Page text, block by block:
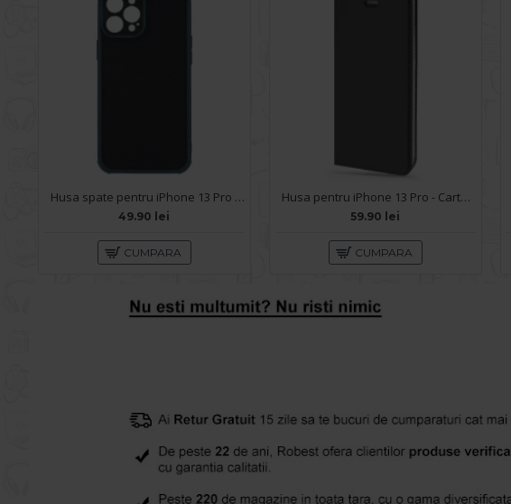
Husa spate pentru iPhone 13 Pro - Zip Case Verde
49.90 lei
CUMPARA
Husa pentru iPhone 13 Pro - Carte X-Power Negru
59.90 lei
CUMPARA